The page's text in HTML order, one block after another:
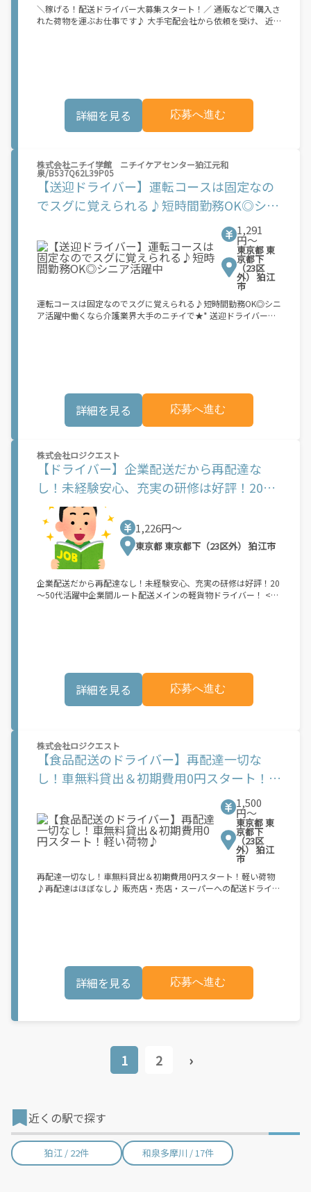
＼稼げる！配送ドライバー大募集スタート！／ 通販などで購入さ
れた荷物を運ぶお仕事です♪ 大手宅配会社から依頼を受け、 近
手配送会社の基盤により仕事が十分にあります！ 未経験でも稼げ
る仕組みもあるので、 業務委託で稼げないのが不安‥ そんな方
はご安心ください！ 3．圧倒的な高待遇を完備！ ￣￣￣￣￣￣￣
円）※規定あり 今までネックになっていた部分も、 当社なら解
決できるかも・・？★▼もっと詳しいお仕事内容 運ぶ荷物は”日
用雑貨”が中心です！ ネットショッピングの商品・雑貨・果物な
ど、 軽くて小さいものが多いので、 女性staffも多数活躍中です
よ♪ ▼配送件数 まずは1日80～100件程からスタートいただきま
狭いエリアをお任せするので長距離運転なし！ ★コツを掴めば1
日200件以上運ぶ方も！ 届ければ届けるほどしっかり還元される
のがウレシイ♪ 普通免許さえあればすぐに始められます！
詳細を見る 応募へ進む
株式会社ニチイ学館 ニチイケアセンター狛江元和
泉/B537Q62L39P05
【送迎ドライバー】運転コースは固定なの
でスグに覚えられる♪短時間勤務OK◎シニ
1,291
円〜
東京都 東
京都下
（23区
外） 狛江
市
運転コースは固定なのでスグに覚えられる♪短時間勤務OK◎シニ
ア活躍中働くなら介護業界大手のニチイで★* 送迎ドライバーの
詳細を見る 応募へ進む
株式会社ロジクエスト
【ドライバー】企業配送だから再配達な
し！未経験安心、充実の研修は好評！20～
50代活躍中
1,226円〜
東京都 東京都下（23区外） 狛江市
企業配送だから再配達なし！未経験安心、充実の研修は好評！20
～50代活躍中企業間ルート配送メインの軽貨物ドライバー！ <<
じ時間にお仕事が終えられます！ ※直行・直帰も◎ 配送エリア
は自宅近郊など ご希望にできる限りお応えします
詳細を見る 応募へ進む
株式会社ロジクエスト
【食品配送のドライバー】再配達一切な
し！車無料貸出＆初期費用0円スタート！軽
1,500
円〜
東京都 東
京都下
（23区
外） 狛江
市
再配達一切なし！車無料貸出＆初期費用0円スタート！軽い荷物
♪再配達はほぼなし♪ 販売店・売店・スーパーへの配送ドライバ
事の流れ>> ▼店舗・事務所で荷物を積み込む ▼スーパー・オフ
ィスビルなどに配送 1日20～50件程度です！ ＼ここがPOINT／
・再配達もほぼありません♪ ・女性も多数活躍中 ・直行直帰も
詳細を見る 応募へ進む
1 2 ›
近くの駅で探す
狛江 / 22件 和泉多摩川 / 17件